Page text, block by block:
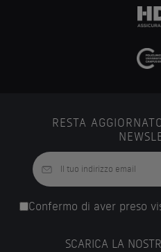
RESTA
Confermo di aver preso
SCARICA LA